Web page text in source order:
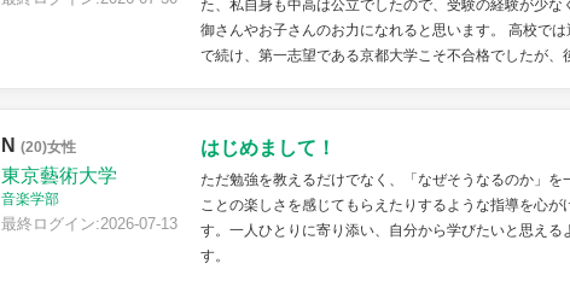
た、私自身も中高は公立でしたので、受験の経験が少な
御さんやお子さんのお力になれると思います。 高校では
で続け、第一志望である京都大学こそ不合格でしたが、
N (20)女性
東京藝術大学
音楽学部
最終ログイン:2026-07-13
はじめまして！
ただ勉強を教えるだけでなく、「なぜそうなるのか」を
ことの楽しさを感じてもらえたりするような指導を心が
す。一人ひとりに寄り添い、自分から学びたいと思える
す。